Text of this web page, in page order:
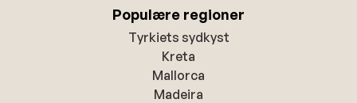
Populære regioner
Tyrkiets sydkyst
Kreta
Mallorca
Madeira